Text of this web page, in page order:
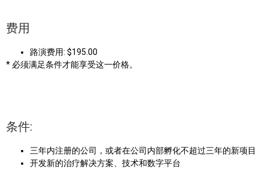
费用
路演费用: $195.00
* 必须满足条件才能享受这一价格。
条件:
三年内注册的公司，或者在公司内部孵化不超过三年的新项目
开发新的治疗解决方案、技术和数字平台